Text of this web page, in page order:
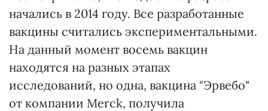
начались в 2014 году. Все разработанные
вакцины считались экспериментальными.
На данный момент восемь вакцин
находятся на разных этапах
исследований, но одна, вакцина "Эрвебо"
от компании Merck, получила